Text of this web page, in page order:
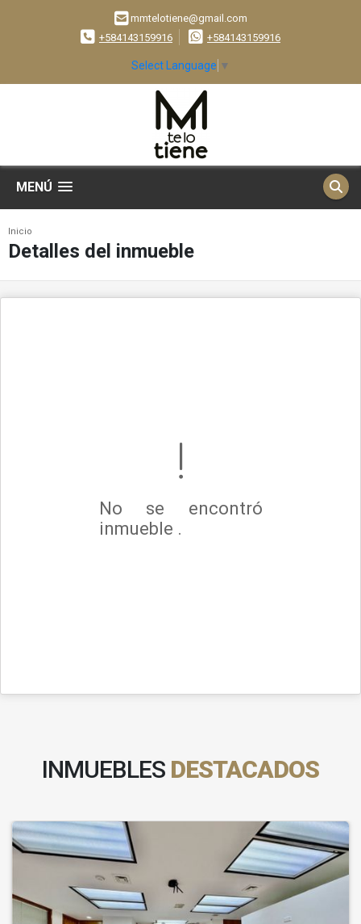
mmtelotiene@gmail.com
+584143159916
+584143159916
Select Language ▼
MENÚ
Inicio
Detalles del inmueble
No se encontró
inmueble .
INMUEBLES DESTACADOS